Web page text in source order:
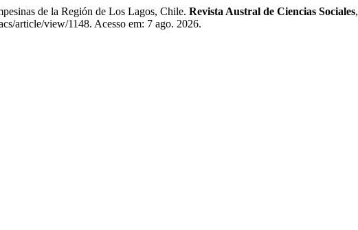
de la Región de Los Lagos, Chile. Revista Austral de Ciencias Sociales,
article/view/1148. Acesso em: 7 ago. 2026.